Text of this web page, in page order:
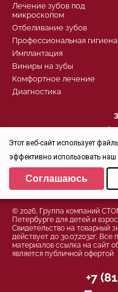
Лечение зубов под
микроскопом
Отбеливание зубов
Профессиональная гигиена
Имплантация
Виниры на зубы
Комфортное лечение
Диагностика
Политика
© 2026, Группа компаний
Петербурге для детей и
Свидетельство на товарный
действует до 30.07.2032г.
материалов ссылка на сайт
является публичной офертой
+7
Этот веб-сайт использует
эффективно использовать наш
Выберите настройки
Минимальные
Соглашаюсь